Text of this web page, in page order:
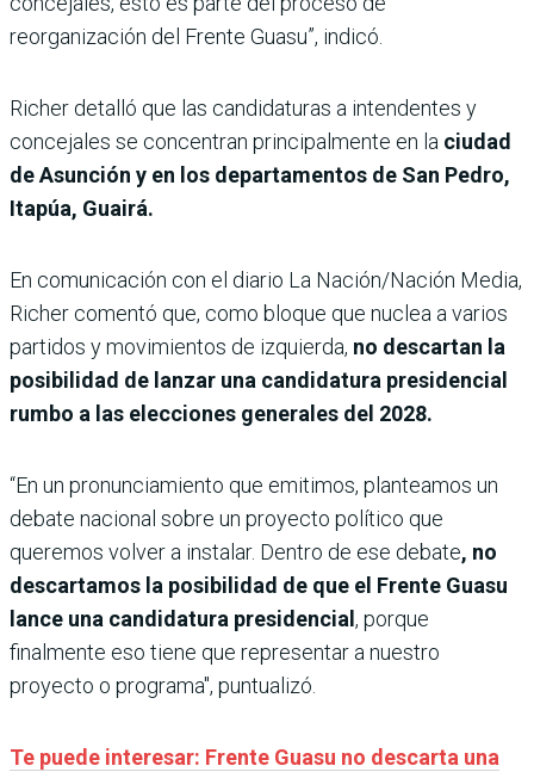
reorganización del Frente Guasu”, indicó.
Richer detalló que las candidaturas a intendentes y
concejales se concentran principalmente en la ciudad
de Asunción y en los departamentos de San Pedro,
Itapúa, Guairá.
En comunicación con el diario La Nación/Nación Media,
Richer comentó que, como bloque que nuclea a varios
partidos y movimientos de izquierda, no descartan la
posibilidad de lanzar una candidatura presidencial
rumbo a las elecciones generales del 2028.
“En un pronunciamiento que emitimos, planteamos un
debate nacional sobre un proyecto político que
queremos volver a instalar. Dentro de ese debate, no
descartamos la posibilidad de que el Frente Guasu
lance una candidatura presidencial , porque
finalmente eso tiene que representar a nuestro
proyecto o programa", puntualizó.
Te puede interesar: Frente Guasu no descarta una